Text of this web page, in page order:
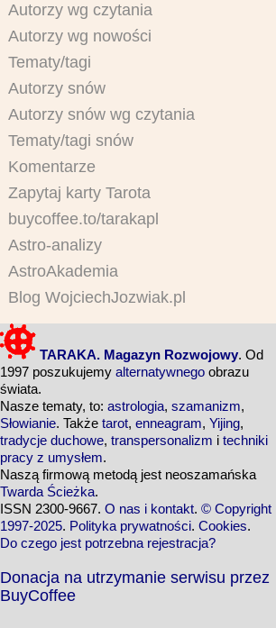
Autorzy wg czytania
Autorzy wg nowości
Tematy/tagi
Autorzy snów
Autorzy snów wg czytania
Tematy/tagi snów
Komentarze
Zapytaj karty Tarota
buycoffee.to/tarakapl
Astro-analizy
AstroAkademia
Blog WojciechJozwiak.pl
TARAKA. Magazyn Rozwojowy. Od
1997 poszukujemy alternatywnego obrazu
świata.
Nasze tematy, to: astrologia, szamanizm,
Słowianie. Także tarot, enneagram, Yijing,
tradycje duchowe, transpersonalizm i techniki
pracy z umysłem.
Naszą firmową metodą jest neoszamańska
Twarda Ścieżka.
ISSN 2300-9667. O nas i kontakt. © Copyright
1997-2025. Polityka prywatności. Cookies.
Do czego jest potrzebna rejestracja?
Donacja na utrzymanie serwisu przez
BuyCoffee